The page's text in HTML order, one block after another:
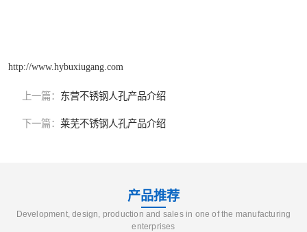
http://www.hybuxiugang.com
上一篇： 东营不锈钢人孔产品介绍
下一篇： 莱芜不锈钢人孔产品介绍
产品推荐
Development, design, production and sales in one of the manufacturing
enterprises